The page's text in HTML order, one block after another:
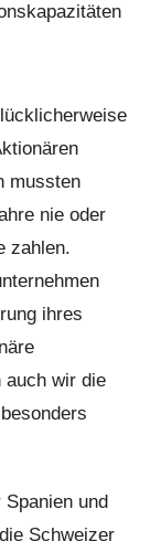
mussten
nie oder
zahlen.
ihres
auch wir die
und
Schweizer